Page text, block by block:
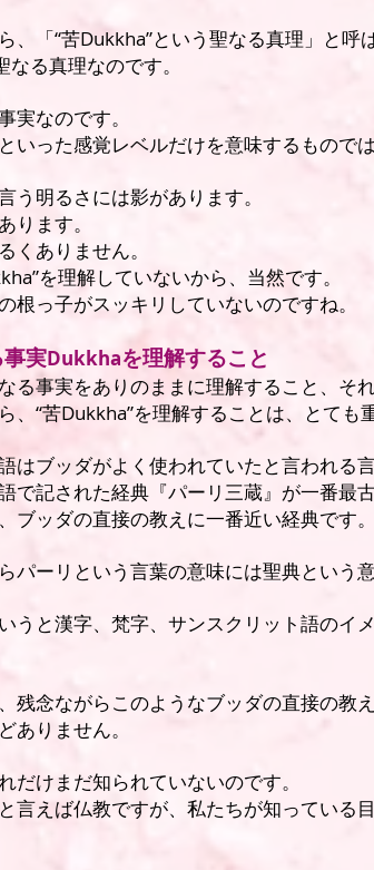
、「“苦Dukkha”という聖なる真理」と呼
なる真理なのです。
実なのです。
いった感覚レベルだけを意味するもので
う明るさには影があります。
ります。
くありません。
を理解していないから、当然です。
根っ子がスッキリしていないのですね。
実Dukkhaを理解すること
る事実をありのままに理解すること、それ
、“苦Dukkha”を理解することは、とても
はブッダがよく使われていたと言われる言
で記された経典『パーリ三蔵』が一番最古
ブッダの直接の教えに一番近い経典です。
パーリという言葉の意味には聖典という
うと漢字、梵字、サンスクリット語のイ
残念ながらこのようなブッダの直接の教
ありません。
だけまだ知られていないのです。
言えば仏教ですが、私たちが知っている